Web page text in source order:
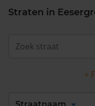
Straten in
+
Alles